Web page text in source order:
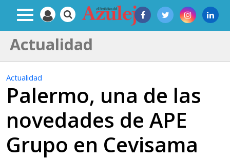
Actualidad
Actualidad
Palermo, una de las
novedades de APE
Grupo en Cevisama